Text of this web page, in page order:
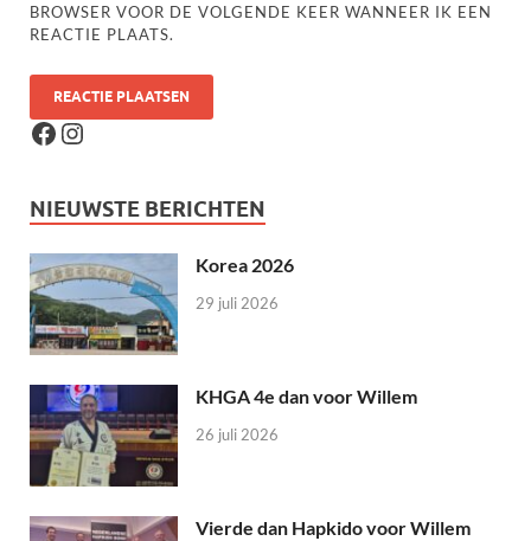
BROWSER VOOR DE VOLGENDE KEER WANNEER IK EEN
REACTIE PLAATS.
NIEUWSTE BERICHTEN
Korea 2026
29 juli 2026
KHGA 4e dan voor Willem
26 juli 2026
Vierde dan Hapkido voor Willem